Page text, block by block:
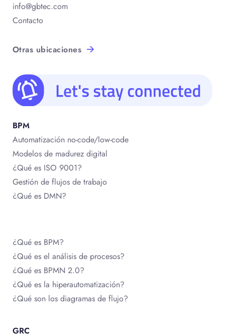
info@gbtec.com
Contacto
Otras ubicaciones
BPM
Automatización no-code/low-code
Modelos de madurez digital
¿Qué es ISO 9001?
Gestión de flujos de trabajo
¿Qué es DMN?
¿Qué es BPM?
¿Qué es el análisis de procesos?
¿Qué es BPMN 2.0?
¿Qué es la hiperautomatización?
¿Qué son los diagramas de flujo?
GRC